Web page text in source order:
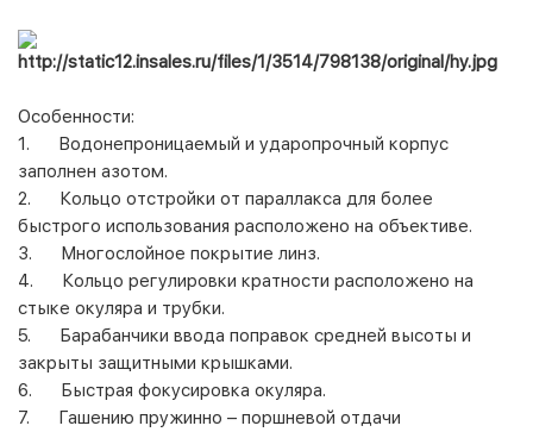
Особенности:
1. Водонепроницаемый и ударопрочный корпус
заполнен азотом.
2. Кольцо отстройки от параллакса для более
быстрого использования расположено на объективе.
3. Многослойное покрытие линз.
4. Кольцо регулировки кратности расположено на
стыке окуляра и трубки.
5. Барабанчики ввода поправок средней высоты и
закрыты защитными крышками.
6. Быстрая фокусировка окуляра.
7. Гашению пружинно – поршневой отдачи